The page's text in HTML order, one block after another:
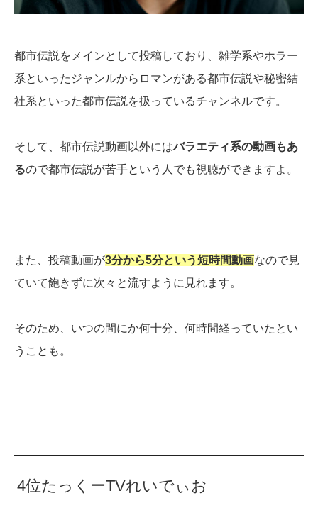
都市伝説をメインとして投稿しており、雑学系やホラー
系といったジャンルからロマンがある都市伝説や秘密結
社系といった都市伝説を扱っているチャンネルです。
そして、都市伝説動画以外にはバラエティ系の動画もあ
るので都市伝説が苦手という人でも視聴ができますよ。
また、投稿動画が3分から5分という短時間動画なので見
ていて飽きずに次々と流すように見れます。
そのため、いつの間にか何十分、何時間経っていたとい
うことも。
4位たっくーTVれいでぃお